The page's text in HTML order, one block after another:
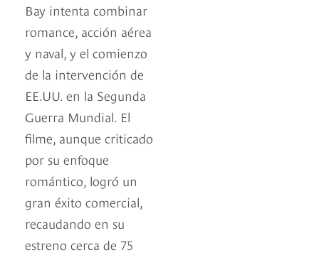
Bay intenta combinar
romance, acción aérea
y naval, y el comienzo
de la intervención de
EE.UU. en la Segunda
Guerra Mundial. El
filme, aunque criticado
por su enfoque
romántico, logró un
gran éxito comercial,
recaudando en su
estreno cerca de 75